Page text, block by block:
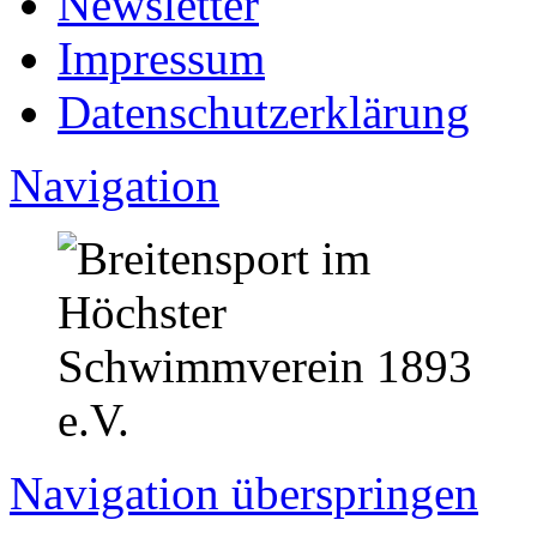
Impressum
Datenschutzerklärung
Navigation
Navigation überspringen